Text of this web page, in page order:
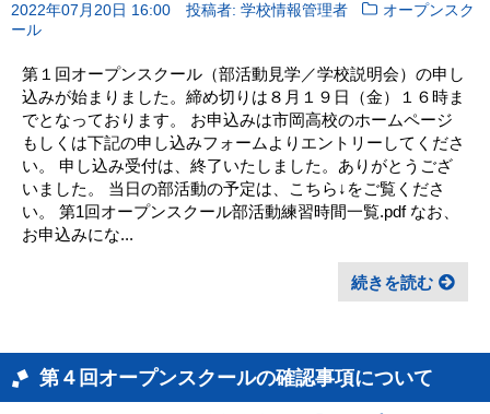
2022年07月20日 16:00 投稿者: 学校情報管理者
オープンスク
ール
第１回オープンスクール（部活動見学／学校説明会）の申し
込みが始まりました。締め切りは８月１９日（金）１６時ま
でとなっております。 お申込みは市岡高校のホームページ
もしくは下記の申し込みフォームよりエントリーしてくださ
い。 申し込み受付は、終了いたしました。ありがとうござ
いました。 当日の部活動の予定は、こちら↓をご覧くださ
い。 第1回オープンスクール部活動練習時間一覧.pdf なお、
お申込みにな...
続きを読む
第４回オープンスクールの確認事項について